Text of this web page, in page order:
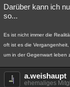
Darüber kann ich
so...
Es ist nicht immer die
oft ist es die
um in der Gegenwart leben
a.weishaupt
ehemaliges